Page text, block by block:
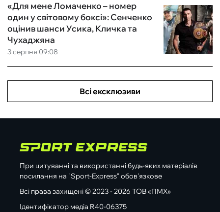
3 серпня 09:08
«Для мене Ломаченко – номер
один у світовому боксі»: Сенченко
оцінив шанси Усика, Кличка та
Чухаджяна
Всі ексклюзиви
При цитуванні та використанні будь-яких матеріалів
посилання на "Sport-Express" обов'язкове
Всі права захищені © 2023 - 2026 ТОВ «ПМХ»
Ідентифікатор медіа R40-06375